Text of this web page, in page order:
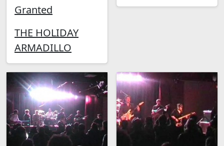
Granted
THE HOLIDAY
ARMADILLO